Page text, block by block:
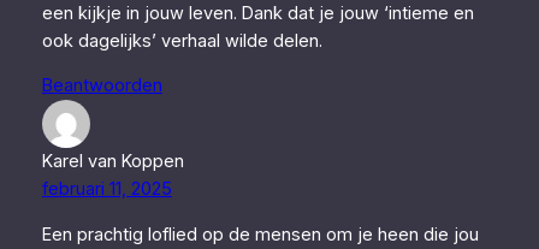
een kijkje in jouw leven. Dank dat je jouw ‘intieme en
ook dagelijks’ verhaal wilde delen.
Beantwoorden
Karel van Koppen
februari 11, 2025
Een prachtig loflied op de mensen om je heen die jou